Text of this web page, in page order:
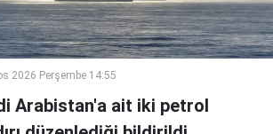
2026 Perşembe 14:55
Arabistan'a ait iki petrol